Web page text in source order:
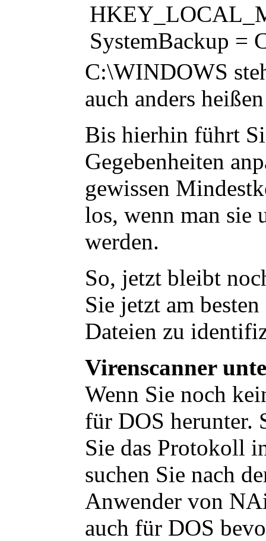
SystemBackup =
C:\WINDOWS
auch anders
Bis hierhin führt
Gegebenheiten
gewissen
los, wenn man sie
werden.
So, jetzt bleibt
Sie jetzt am
Dateien zu
Virenscanner
Wenn Sie noch
für DOS herunter.
Sie das Protokoll
suchen Sie nach
Anwender von
auch für DOS